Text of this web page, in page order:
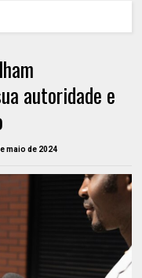
autoridade e
maio de 2024